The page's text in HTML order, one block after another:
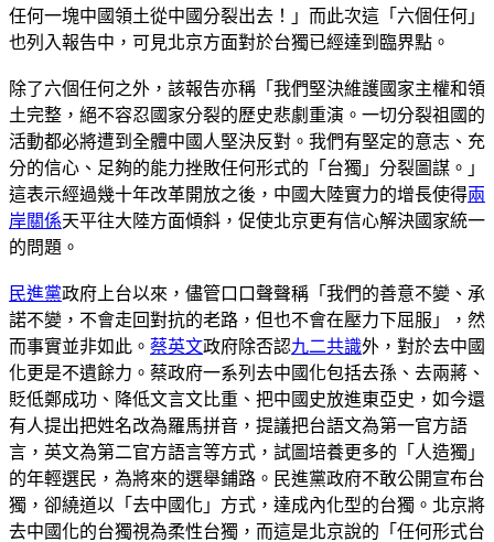
任何一塊中國領土從中國分裂出去！」而此次這「六個任何」
也列入報告中，可見北京方面對於台獨已經達到臨界點。
除了六個任何之外，該報告亦稱「我們堅決維護國家主權和領
土完整，絕不容忍國家分裂的歷史悲劇重演。一切分裂祖國的
活動都必將遭到全體中國人堅決反對。我們有堅定的意志、充
分的信心、足夠的能力挫敗任何形式的「台獨」分裂圖謀。」
這表示經過幾十年改革開放之後，中國大陸實力的增長使得兩
岸關係天平往大陸方面傾斜，促使北京更有信心解決國家統一
的問題。
民進黨政府上台以來，儘管口口聲聲稱「我們的善意不變、承
諾不變，不會走回對抗的老路，但也不會在壓力下屈服」，然
而事實並非如此。 蔡英文政府除否認九二共識外，對於去中國
化更是不遺餘力。蔡政府一系列去中國化包括去孫、去兩蔣、
貶低鄭成功、降低文言文比重、把中國史放進東亞史，如今還
有人提出把姓名改為羅馬拼音，提議把台語文為第一官方語
言，英文為第二官方語言等方式，試圖培養更多的「人造獨」
的年輕選民，為將來的選舉鋪路。民進黨政府不敢公開宣布台
獨，卻繞道以「去中國化」方式，達成內化型的台獨。北京將
去中國化的台獨視為柔性台獨，而這是北京說的「任何形式台